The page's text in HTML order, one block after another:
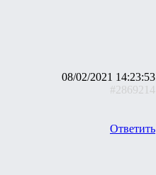
08/02/2021 14:23:53
#2869214
Ответить